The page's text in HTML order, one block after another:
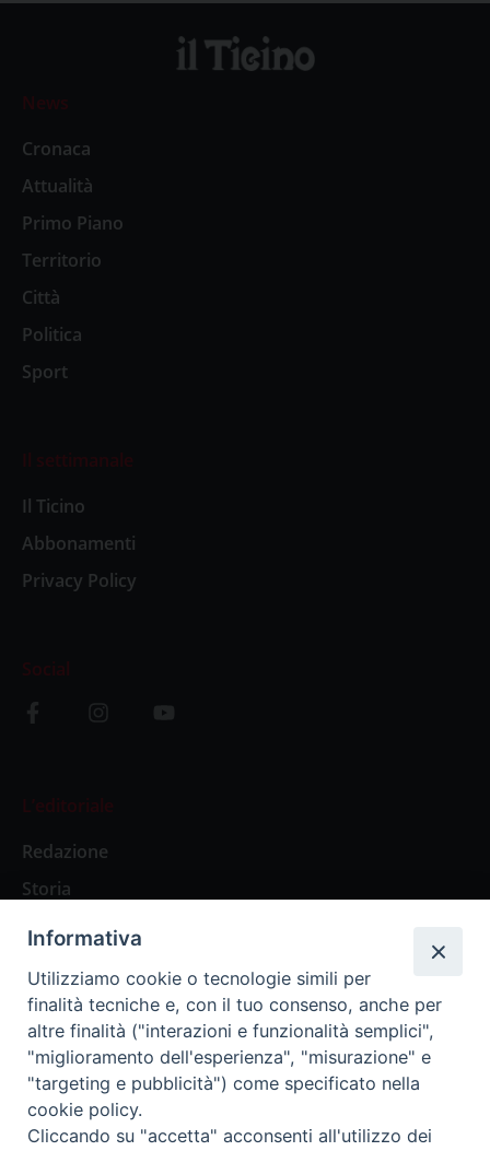
News
Cronaca
Attualità
Primo Piano
Territorio
Città
Politica
Sport
Il settimanale
Il Ticino
Abbonamenti
Privacy Policy
Social
L’editoriale
Redazione
Storia
Abbonamenti
Abbonamento Annuale Digitale
Abbonamento Annuale Cartaceo
Abbonamento Singola Copia Digitale
Informativa
Utilizziamo cookie o tecnologie simili per
finalità tecniche e, con il tuo consenso, anche per
altre finalità ("interazioni e funzionalità semplici",
"miglioramento dell'esperienza", "misurazione" e
"targeting e pubblicità") come specificato nella
cookie policy.
Cliccando su "accetta" acconsenti all'utilizzo dei